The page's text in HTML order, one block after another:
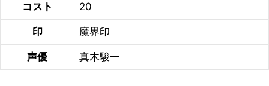
コスト 20
印 魔界印
声優 真木駿一